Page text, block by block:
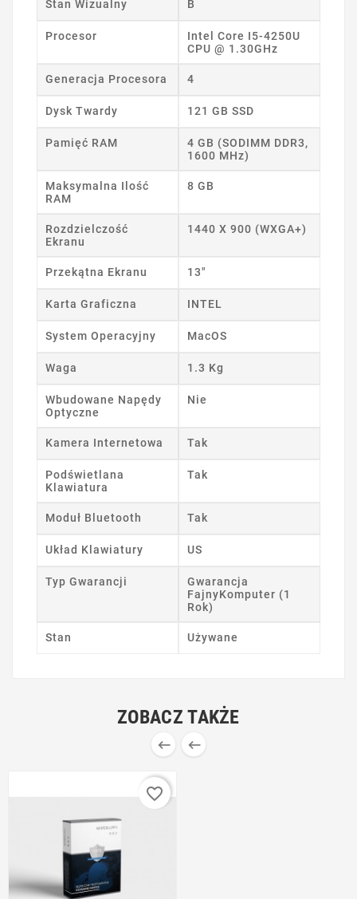
Stan Wizualny B
Procesor
Intel Core I5-4250U
CPU @ 1.30GHz
Generacja Procesora 4
Dysk Twardy 121 GB SSD
Pamięć RAM
4 GB (SODIMM DDR3,
1600 MHz)
Maksymalna Ilość
RAM
8 GB
Rozdzielczość
Ekranu
1440 X 900 (WXGA+)
Przekątna Ekranu 13"
Karta Graficzna INTEL
System Operacyjny MacOS
Waga 1.3 Kg
Wbudowane Napędy
Optyczne
Nie
Kamera Internetowa Tak
Podświetlana
Klawiatura
Tak
Moduł Bluetooth Tak
Układ Klawiatury US
Typ Gwarancji
Gwarancja
FajnyKomputer (1
Rok)
Stan Używane
ZOBACZ TAKŻE
 
favorite_border